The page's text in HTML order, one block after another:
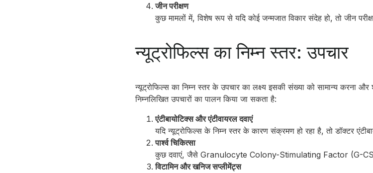
जीन परीक्षण
कुछ मामलों में, विशेष रूप से यदि कोई जन्मजात विकार संदेह हो, तो जीन
न्यूट्रोफिल्स का निम्न स्तर: उपचार
न्यूट्रोफिल्स का निम्न स्तर के उपचार का लक्ष्य इसकी संख्या को सामान्य करना
निम्नलिखित उपचारों का पालन किया जा सकता है:
एंटीबायोटिक्स और एंटीवायरल दवाएं
यदि न्यूट्रोफिल्स के निम्न स्तर के कारण संक्रमण हो रहा है, तो डॉक्टर
पार्श्व चिकित्सा
कुछ दवाएं, जैसे Granulocyte Colony-Stimulating Factor (G-
विटामिन और खनिज सप्लीमेंट्स